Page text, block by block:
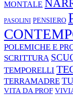
MONTALE
PASOLINI PENSIERO
POLEMICHE E
SCRITTURA
TEMPORELLI
TERRAMADRE
VITA DA PROF